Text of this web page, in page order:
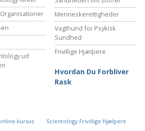
ud
Menneske­rettigheder
Vagthund for Psykisk
Sundhed
Frivillige Hjælpere
Hvordan Du Forbliver
Rask
kursus
Scientology Frivillige Hjælpere